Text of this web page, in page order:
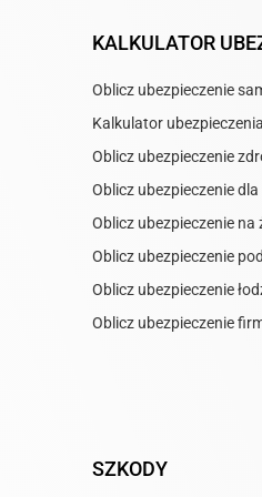
KALKULATOR
Oblicz ubezpieczenie
Kalkulator
Oblicz ubezpieczenie
Oblicz ubezpieczenie
Oblicz ubezpieczenie na
Oblicz ubezpieczenie
Oblicz ubezpieczenie
Oblicz ubezpieczenie
SZKODY